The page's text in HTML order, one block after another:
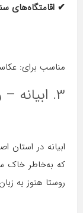
✔ اقامتگاه‌های
مناسب برای:
۳. ابیانه – روستای سرخ ایران
ابیانه در استان
که به‌خاطر خاک
روستا هنوز به